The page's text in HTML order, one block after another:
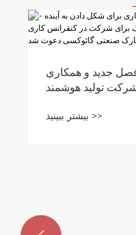
جدید و همکاری
تولید هوشمند
بیشتر ببینید >>